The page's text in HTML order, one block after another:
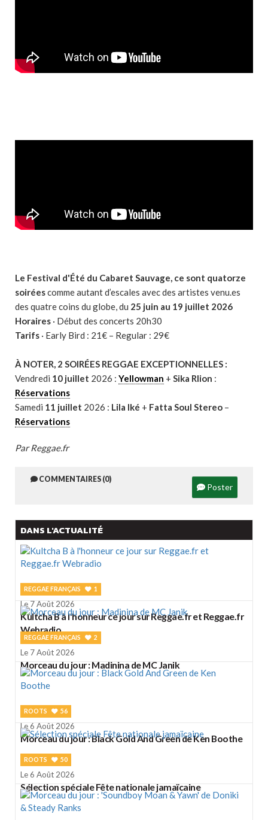
Le Festival d'Été du Cabaret Sauvage, ce sont quatorze
soiréescomme autant d’escales avec des artistes venu.es
des quatre coins du globe, du 25 juin au 19 juillet 2026
Horaires · Début des concerts 20h30
Tarifs · Early Bird : 21€ – Regular : 29€
À NOTER, 2 SOIRÉES REGGAE EXCEPTIONNELLES :
Vendredi 10 juillet 2026 : Yellowman + Sika Rlion :
Réservations
Samedi 11 juillet 2026 : Lila Iké + Fatta Soul Stereo –
Réservations
Par Reggae.fr
COMMENTAIRES (0)
Poster
DANS L'ACTUALITÉ
REGGAE FRANÇAIS 1
Le 7 Août 2026
Kultcha B à l'honneur ce jour sur Reggae.fr et Reggae.fr
Webradio
REGGAE FRANÇAIS 2
Le 7 Août 2026
Morceau du jour : Madinina de MC Janik
ROOTS 56
Le 6 Août 2026
Morceau du jour : Black Gold And Green de Ken Boothe
ROOTS 50
Le 6 Août 2026
Sélection spéciale Fête nationale jamaïcaine